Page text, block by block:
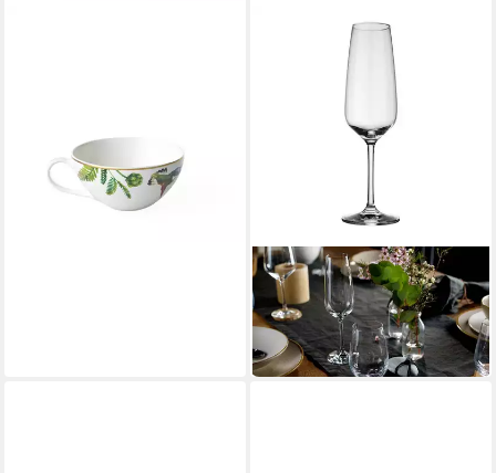
VILLEROY & BOCH
Sektglas Voice Basic
Sektgläser 360 ml 4er Set
ab 31,63 €
in 2-3 Werktagen bei dir